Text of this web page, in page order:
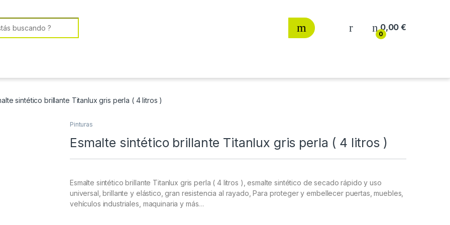
0
0,00€
sintético brillante Titanlux gris perla ( 4 litros )
Pinturas
Esmalte sintético brillante Titanlux gris perla ( 4 litros )
Esmalte sintético brillante Titanlux gris perla ( 4 litros ), esmalte sintético de secado rápido y uso
universal, brillante y elástico, gran resistencia al rayado, Para proteger y embellecer puertas, muebles,
vehículos industriales, maquinaria y más…